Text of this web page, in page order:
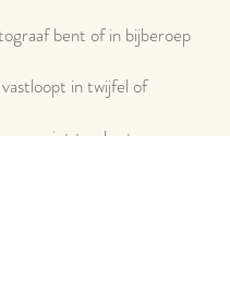
bent of in bijberoep
in twijfel of
niet ten koste van